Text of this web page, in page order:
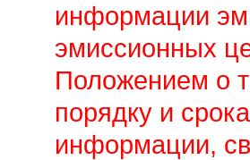
информации
эмиссионных
Положением о
порядку и
информации,